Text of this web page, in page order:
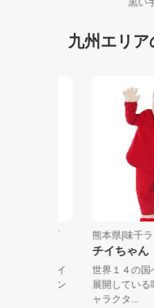
九州エリ
熊本県|味千ラー
チイちゃん
世界１４の国へ
展開している味
ャラクタ...